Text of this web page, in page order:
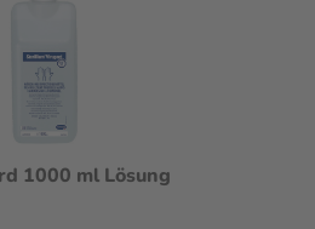
1000 ml Lösung